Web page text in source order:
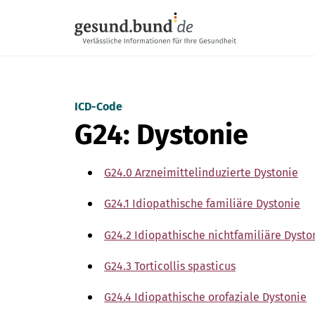
ICD-Code
G24: Dystonie
G24.0 Arzneimittelinduzierte Dystonie
G24.1 Idiopathische familiäre Dystonie
G24.2 Idiopathische nichtfamiliäre
G24.3 Torticollis spasticus
G24.4 Idiopathische orofaziale Dystonie